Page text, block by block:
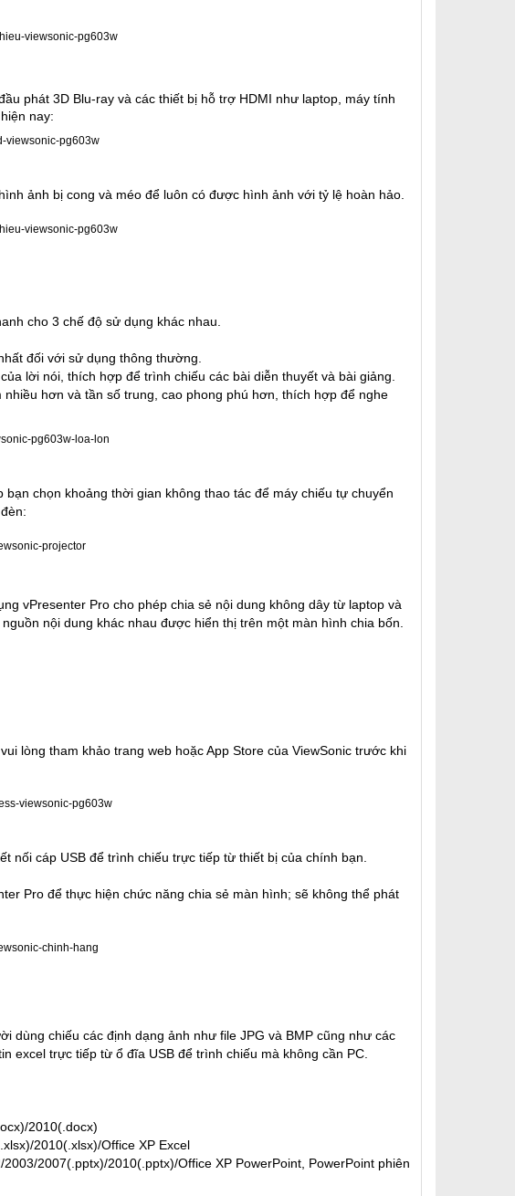
phát 3D Blu-ray và các thiết bị hỗ trợ HDMI như laptop, máy tính
nay:
ảnh bị cong và méo để luôn có được hình ảnh với tỷ lệ hoàn hảo.
cho 3 chế độ sử dụng khác nhau.
đối với sử dụng thông thường.
lời nói, thích hợp để trình chiếu các bài diễn thuyết và bài giảng.
hơn và tần số trung, cao phong phú hơn, thích hợp để nghe
bạn chọn khoảng thời gian không thao tác để máy chiếu tự chuyển
vPresenter Pro cho phép chia sẻ nội dung không dây từ laptop và
nội dung khác nhau được hiển thị trên một màn hình chia bốn.
lòng tham khảo trang web hoặc App Store của ViewSonic trước khi
nối cáp USB để trình chiếu trực tiếp từ thiết bị của chính bạn.
Pro để thực hiện chức năng chia sẻ màn hình; sẽ không thể phát
dùng chiếu các định dạng ảnh như file JPG và BMP cũng như các
excel trực tiếp từ ổ đĩa USB để trình chiếu mà không cần PC.
2010(.docx)
2010(.xlsx)/Office XP Excel
2007(.pptx)/2010(.pptx)/Office XP PowerPoint, PowerPoint phiên